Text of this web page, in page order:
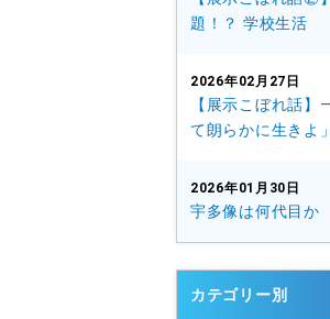
題！？ 学校生活
2026年02月27日
【展示こぼれ話】
て朗らかに生きよ」
2026年01月30日
宇多像は何代目か
カテゴリー別